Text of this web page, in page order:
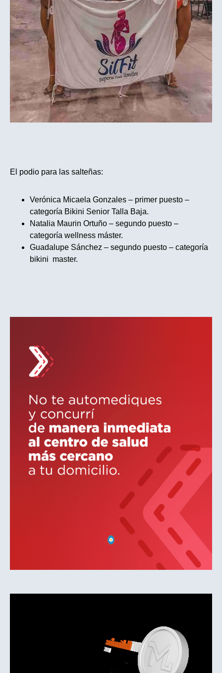
El podio para las salteñas:
Verónica Micaela Gonzales – primer puesto –
categoría Bikini Senior Talla Baja.
Natalia Maurin Ortuño – segundo puesto –
categoría wellness máster.
Guadalupe Sánchez – segundo puesto – categoría
bikini master.